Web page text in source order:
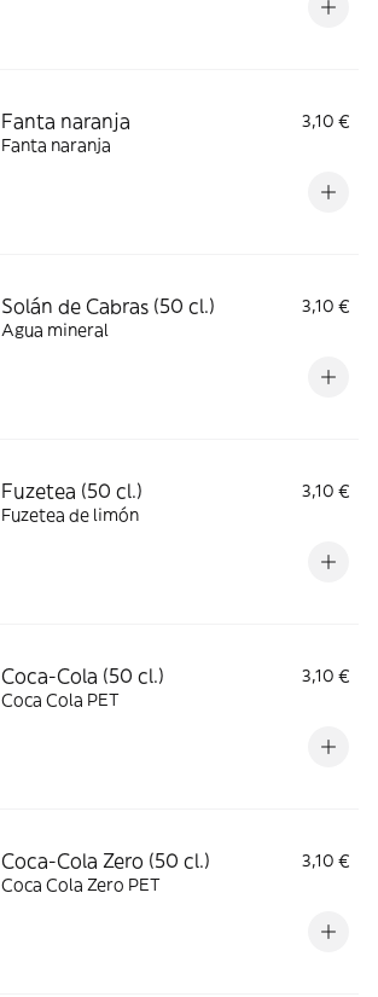
Fanta naranja
3,10 €
Fanta naranja
Solán de Cabras (50 cl.)
3,10 €
Agua mineral
Fuzetea (50 cl.)
3,10 €
Fuzetea de limón
Coca-Cola (50 cl.)
3,10 €
Coca Cola PET
Coca-Cola Zero (50 cl.)
3,10 €
Coca Cola Zero PET